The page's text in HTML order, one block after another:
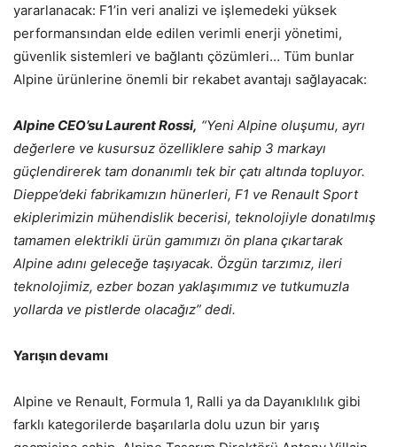
yararlanacak: F1’in veri analizi ve işlemedeki yüksek
performansından elde edilen verimli enerji yönetimi,
güvenlik sistemleri ve bağlantı çözümleri… Tüm bunlar
Alpine ürünlerine önemli bir rekabet avantajı sağlayacak:
Alpine CEO’su Laurent Rossi, “Yeni Alpine oluşumu, ayrı
değerlere ve kusursuz özelliklere sahip 3 markayı
güçlendirerek tam donanımlı tek bir çatı altında topluyor.
Dieppe’deki fabrikamızın hünerleri, F1 ve Renault Sport
ekiplerimizin mühendislik becerisi, teknolojiyle donatılmış
tamamen elektrikli ürün gamımızı ön plana çıkartarak
Alpine adını geleceğe taşıyacak. Özgün tarzımız, ileri
teknolojimiz, ezber bozan yaklaşımımız ve tutkumuzla
yollarda ve pistlerde olacağız” dedi.
Yarışın devamı
Alpine ve Renault, Formula 1, Ralli ya da Dayanıklılık gibi
farklı kategorilerde başarılarla dolu uzun bir yarış